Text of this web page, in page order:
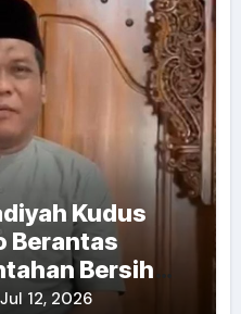
Kudus
Berantas
Bersih
Jul 12, 2026